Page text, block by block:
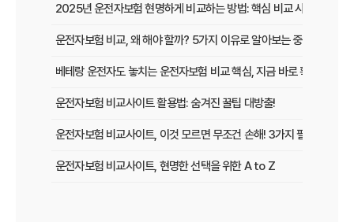
2025년 운전자보험 현명하게 비교하는 방법: 핵심 비교 사이트 활용
운전자보험 비교, 왜 해야 할까? 5가지 이유로 알아보는 중요성
베테랑 운전자도 놓치는 운전자보험 비교 핵심, 지금 바로 확인하세요!
운전자보험 비교사이트 활용법: 숨겨진 꿀팁 대방출!
운전자보험 비교사이트, 이것 모르면 무조건 손해! 3가지 필수 확인 사
운전자보험 비교사이트, 현명한 선택을 위한 A to Z